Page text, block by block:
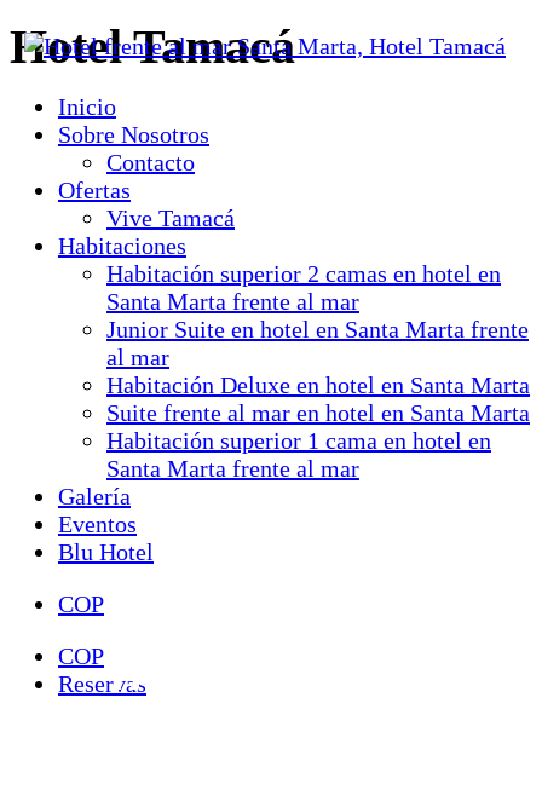
Hotel Tamacá
Inicio
Sobre Nosotros
Contacto
Ofertas
Vive Tamacá
Habitaciones
Habitación superior 2 camas en hotel en
Santa Marta frente al mar
Junior Suite en hotel en Santa Marta frente
al mar
Habitación Deluxe en hotel en Santa Marta
Suite frente al mar en hotel en Santa Marta
Habitación superior 1 cama en hotel en
Santa Marta frente al mar
Galería
Eventos
Blu Hotel
COP
COP
ReservasTAMACÁ BEACH